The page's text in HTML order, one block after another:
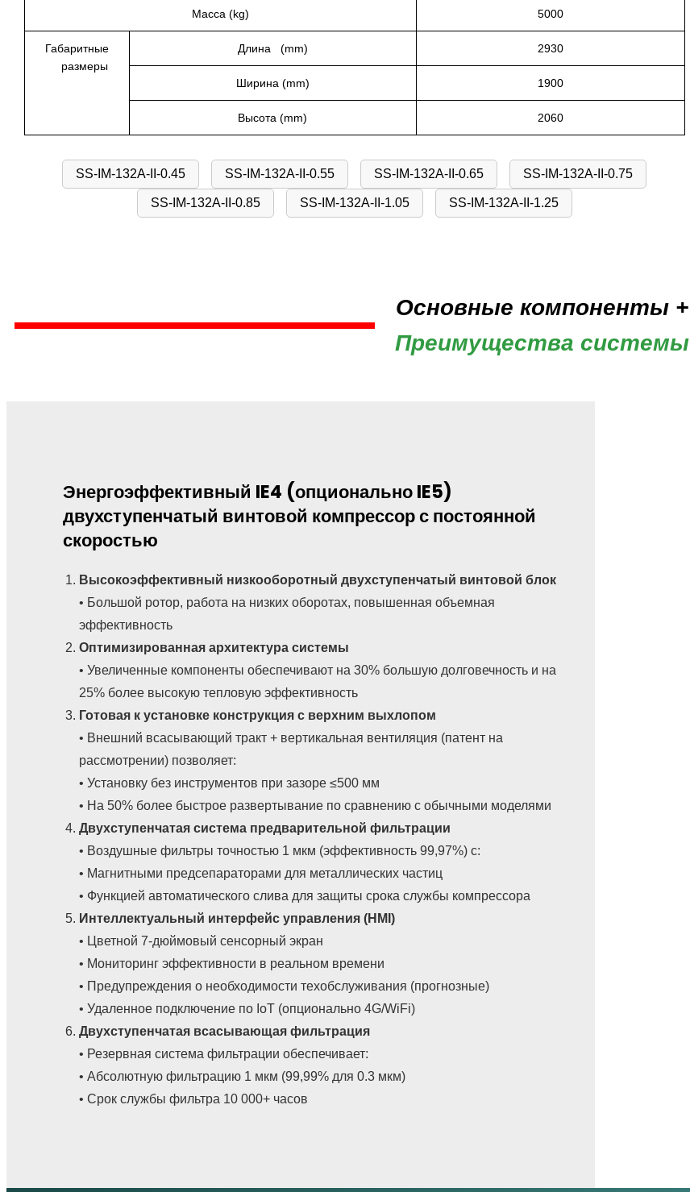
Масса (kg) 5000
Габаритные
размеры
Длина (mm) 2930
Ширина (mm) 1900
Высота (mm) 2060
SS-IM-132A-II-0.45 SS-IM-132A-II-0.55 SS-IM-132A-II-0.65 SS-IM-132A-II-0.75
SS-IM-132A-II-0.85 SS-IM-132A-II-1.05 SS-IM-132A-II-1.25
Основные компоненты +
Преимущества системы
Энергоэффективный IE4 (опционально IE5)
двухступенчатый винтовой компрессор с постоянной
скоростью
Высокоэффективный низкооборотный двухступенчатый винтовой блок
• Большой ротор, работа на низких оборотах, повышенная объемная
эффективность
Оптимизированная архитектура системы
• Увеличенные компоненты обеспечивают на 30% большую долговечность и на
25% более высокую тепловую эффективность
Готовая к установке конструкция с верхним выхлопом
• Внешний всасывающий тракт + вертикальная вентиляция (патент на
рассмотрении) позволяет:
• Установку без инструментов при зазоре ≤500 мм
• На 50% более быстрое развертывание по сравнению с обычными моделями
Двухступенчатая система предварительной фильтрации
• Воздушные фильтры точностью 1 мкм (эффективность 99,97%) с:
• Магнитными предсепараторами для металлических частиц
• Функцией автоматического слива для защиты срока службы компрессора
Интеллектуальный интерфейс управления (HMI)
• Цветной 7-дюймовый сенсорный экран
• Мониторинг эффективности в реальном времени
• Предупреждения о необходимости техобслуживания (прогнозные)
• Удаленное подключение по IoT (опционально 4G/WiFi)
Двухступенчатая всасывающая фильтрация
• Резервная система фильтрации обеспечивает:
• Абсолютную фильтрацию 1 мкм (99,99% для 0.3 мкм)
• Срок службы фильтра 10 000+ часов